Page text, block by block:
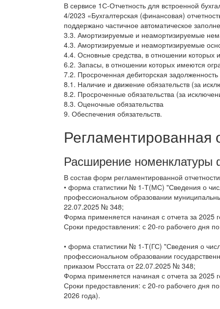
В сервисе 1С-Отчетность для встроенной
4/2023 «Бухгалтерская (финансовая)
поддержано частичное автоматическое
3.3. Амортизируемые и неамортизируемые
4.3. Амортизируемые и неамортизируемые
4.4. Основные средства, в отношении которых
6.2. Запасы, в отношении которых имеются
7.2. Просроченная дебиторская задолженность
8.1. Наличие и движение обязательств (за
8.2. Просроченные обязательства (за
8.3. Оценочные обязательства
9. Обеспечения обязательств.
Регламентированная
Расширение номенклатуры
В состав форм регламентированной
• форма статистики № 1-Т(МС) "Сведения о
профессиональном образовании
22.07.2025 № 348;
Форма применяется начиная с отчета за 2025
Сроки предоставления: с 20-го рабочего дня
• форма статистики № 1-Т(ГС) "Сведения о
профессиональном образовании
приказом Росстата от 22.07.2025 № 348;
Форма применяется начиная с отчета за 2025
Сроки предоставления: с 20-го рабочего дня
2026 года).